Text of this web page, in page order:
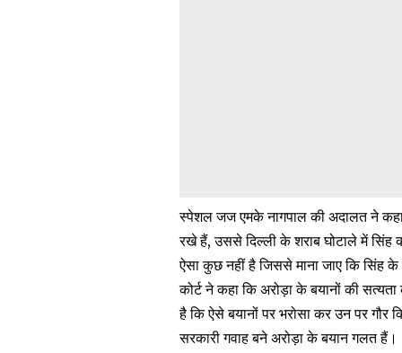
स्पेशल जज एमके नागपाल की अदालत ने
रखे हैं, उससे दिल्ली के शराब घोटाले में सिंह
ऐसा कुछ नहीं है जिससे माना जाए कि सिंह
कोर्ट ने कहा कि अरोड़ा के बयानों की
है कि ऐसे बयानों पर भरोसा कर उन पर
सरकारी गवाह बने अरोड़ा के बयान गलत हैं।